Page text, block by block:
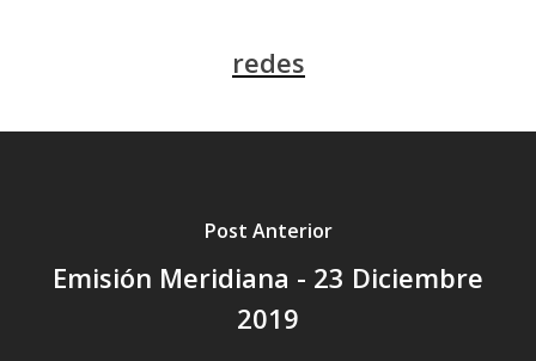
redes
Post Anterior
Emisión Meridiana - 23 Diciembre
2019